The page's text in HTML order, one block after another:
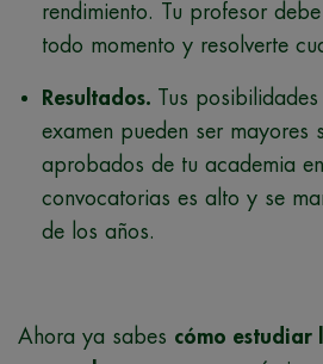
rendimiento. Tu profesor
todo momento y resolverte
Resultados. Tus
examen pueden ser mayores
aprobados de tu academia
convocatorias es alto y se
de los años.
Ahora ya sabes cómo estudiar